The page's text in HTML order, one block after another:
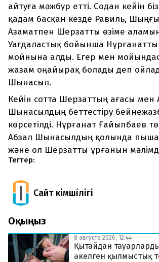
айтуға мәжбүр етті. Содан кейін
қадам басқан кезде Равиль,
Азаматпен Шерзатты өзіме аламын
Уағдаластық бойынша
мойнына алды. Егер мен
жазам оңайырақ болады деп
Шынасыл.
Кейін сотта Шерзаттың ағасы мен
Шынасылдың беттестіру
көрсетілді. Нұрғанат Ғайыпбаев
Абзал Шынасылдың қолында
және ол Шерзатты ұрғанын
Тегтер:
Сайт Әкімшілігі
Оқыңыз
8 августа 2026, 12:44
Қытайдан
әкелген қылмыстық